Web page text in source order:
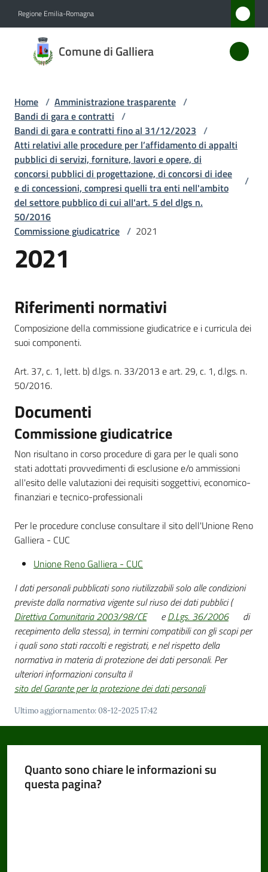
Regione Emilia-Romagna
Comune di Galliera
Comune
di
Amministrazione
Menu selezionato
Novità
Servizi
Vivere
Galliera
Amministrazione
Trasparente
Menu selezionato
gli
argomenti...
su
Home / Amministrazione trasparente /
Bandi di gara e contratti /
Bandi di gara e contratti fino al 31/12/2023 /
Atti relativi alle procedure per l’affidamento di appalti
pubblici di servizi, forniture, lavori e opere, di
concorsi pubblici di progettazione, di concorsi di idee
e di concessioni, compresi quelli tra enti nell'ambito
del settore pubblico di cui all'art. 5 del dlgs n.
50/2016
/
Commissione giudicatrice / 2021
2021
Riferimenti normativi
Composizione della commissione giudicatrice e i curricula dei
suoi componenti.
Art. 37, c. 1, lett. b) d.lgs. n. 33/2013 e art. 29, c. 1, d.lgs. n.
50/2016.
Documenti
Commissione giudicatrice
Non risultano in corso procedure di gara per le quali sono
stati adottati provvedimenti di esclusione e/o ammissioni
all'esito delle valutazioni dei requisiti soggettivi, economico-
finanziari e tecnico-professionali
Per le procedure concluse consultare il sito dell'Unione Reno
Galliera - CUC
Unione Reno Galliera - CUC
I dati personali pubblicati sono riutilizzabili solo alle condizioni
previste dalla normativa vigente sul riuso dei dati pubblici (
Direttiva Comunitaria 2003/98/CE
eD.Lgs. 36/2006
di
recepimento della stessa), in termini compatibili con gli scopi per
i quali sono stati raccolti e registrati, e nel rispetto della
normativa in materia di protezione dei dati personali. Per
ulteriori informazioni consulta il
sito del Garante per la protezione dei dati personali
Ultimo aggiornamento:08-12-2025 17:42
Quanto sono chiare le informazioni su
questa pagina?